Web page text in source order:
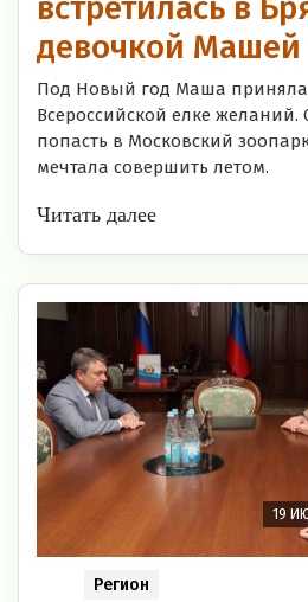
встретилась в
девочкой Машей
Под Новый год Маша приняла
Всероссийской елке желаний.
попасть в Московский
мечтала совершить летом.
Читать далее
19
Регион